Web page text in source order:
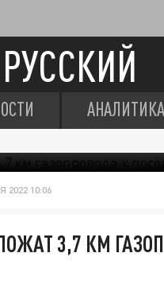
АНАЛИТИКА
2022 10:06
3,7 КМ